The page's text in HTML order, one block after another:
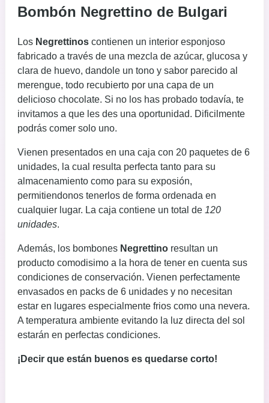
Bombón Negrettino de Bulgari
Los Negrettinos contienen un interior esponjoso
fabricado a través de una mezcla de azúcar, glucosa y
clara de huevo, dandole un tono y sabor parecido al
merengue, todo recubierto por una capa de un
delicioso chocolate. Si no los has probado todavía, te
invitamos a que les des una oportunidad. Dificilmente
podrás comer solo uno.
Vienen presentados en una caja con 20 paquetes de 6
unidades, la cual resulta perfecta tanto para su
almacenamiento como para su exposión,
permitiendonos tenerlos de forma ordenada en
cualquier lugar. La caja contiene un total de 120
unidades.
Además, los bombones Negrettino resultan un
producto comodisimo a la hora de tener en cuenta sus
condiciones de conservación. Vienen perfectamente
envasados en packs de 6 unidades y no necesitan
estar en lugares especialmente frios como una nevera.
A temperatura ambiente evitando la luz directa del sol
estarán en perfectas condiciones.
¡Decir que están buenos es quedarse corto!